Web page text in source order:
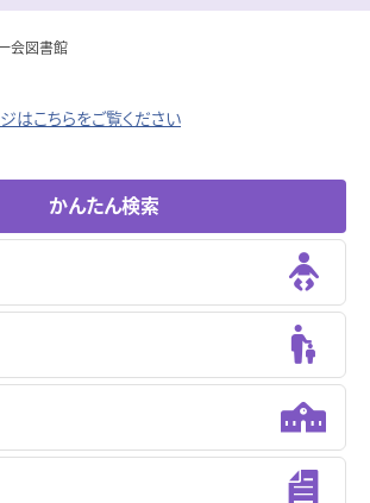
会図書館
はこちらをご覧ください
かんたん検索